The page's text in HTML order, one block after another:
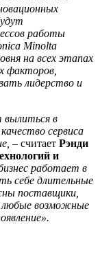
работы
Minolta
на всех этапах
факторов,
лидерство и
в
сервиса
– считает Рэнди
и
работает в
себе длительные
поставщики,
любые возможные